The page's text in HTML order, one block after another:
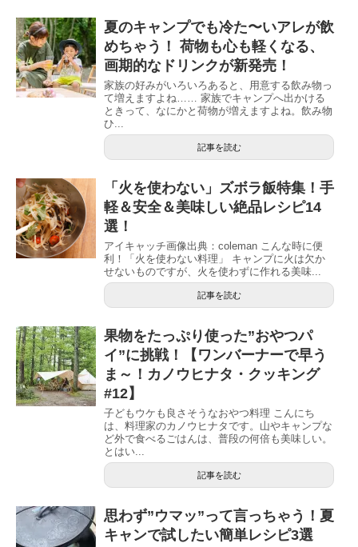
夏のキャンプでも冷た〜いアレが飲
めちゃう！ 荷物も心も軽くなる、
画期的なドリンクが新発売！
家族の好みがいろいろあると、用意する飲み物っ
て増えますよね…… 家族でキャンプへ出かける
ときって、なにかと荷物が増えますよね。飲み物
ひ...
記事を読む
「火を使わない」ズボラ飯特集！手
軽＆安全＆美味しい絶品レシピ14
選！
アイキャッチ画像出典：coleman こんな時に便
利！「火を使わない料理」 キャンプに火は欠か
せないものですが、火を使わずに作れる美味...
記事を読む
果物をたっぷり使った”おやつパ
イ”に挑戦！【ワンバーナーで早う
ま～！カノウヒナタ・クッキング
#12】
子どもウケも良さそうなおやつ料理 こんにち
は、料理家のカノウヒナタです。山やキャンプな
ど外で食べるごはんは、普段の何倍も美味しい。
とはい...
記事を読む
思わず”ウマッ”って言っちゃう！夏
キャンで試したい簡単レシピ3選